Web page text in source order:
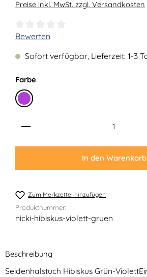
Preise inkl. MwSt. zzgl. Versandkosten
Durchschnittliche Bewertung von 0
Bewerten
Sofort verfügbar, Lieferzeit: 1-3
Farbeauswählen
Violett
Produkt Anzahl: Gib den
In den Warenkorb
Zum Merkzettel hinzufügen
Produktnummer:
nicki-hibiskus-violett-gruen
Beschreibung
Seidenhalstuch Hibiskus Grün-